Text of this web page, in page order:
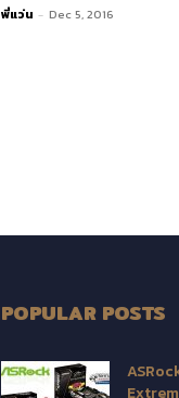
พี่แว่น - Dec 5, 2016
POPULAR POSTS